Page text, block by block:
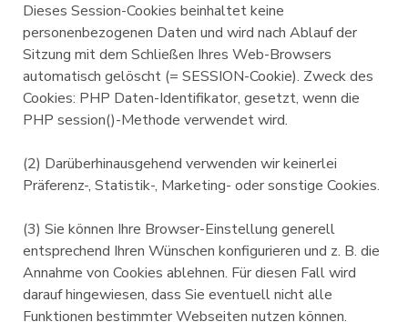
Dieses Session-Cookies beinhaltet keine
personenbezogenen Daten und wird nach Ablauf der
Sitzung mit dem Schließen Ihres Web-Browsers
automatisch gelöscht (= SESSION-Cookie). Zweck des
Cookies: PHP Daten-Identifikator, gesetzt, wenn die
PHP session()-Methode verwendet wird.
(2) Darüberhinausgehend verwenden wir keinerlei
Präferenz-, Statistik-, Marketing- oder sonstige Cookies.
(3) Sie können Ihre Browser-Einstellung generell
entsprechend Ihren Wünschen konfigurieren und z. B. die
Annahme von Cookies ablehnen. Für diesen Fall wird
darauf hingewiesen, dass Sie eventuell nicht alle
Funktionen bestimmter Webseiten nutzen können.